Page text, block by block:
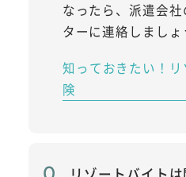
なったら、派遣会
ターに連絡しましょ
知っておきたい！
険